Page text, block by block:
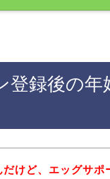
登録後の
けど、エッグサポ